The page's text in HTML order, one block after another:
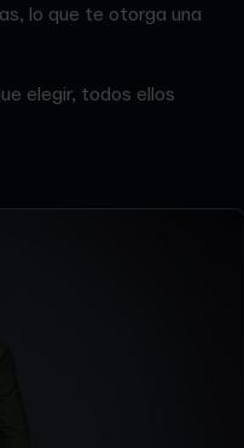
lo que te otorga una
elegir, todos ellos